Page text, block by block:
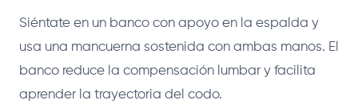
Siéntate en un banco con apoyo en la espalda y
usa una mancuerna sostenida con ambas manos. El
banco reduce la compensación lumbar y facilita
aprender la trayectoria del codo.